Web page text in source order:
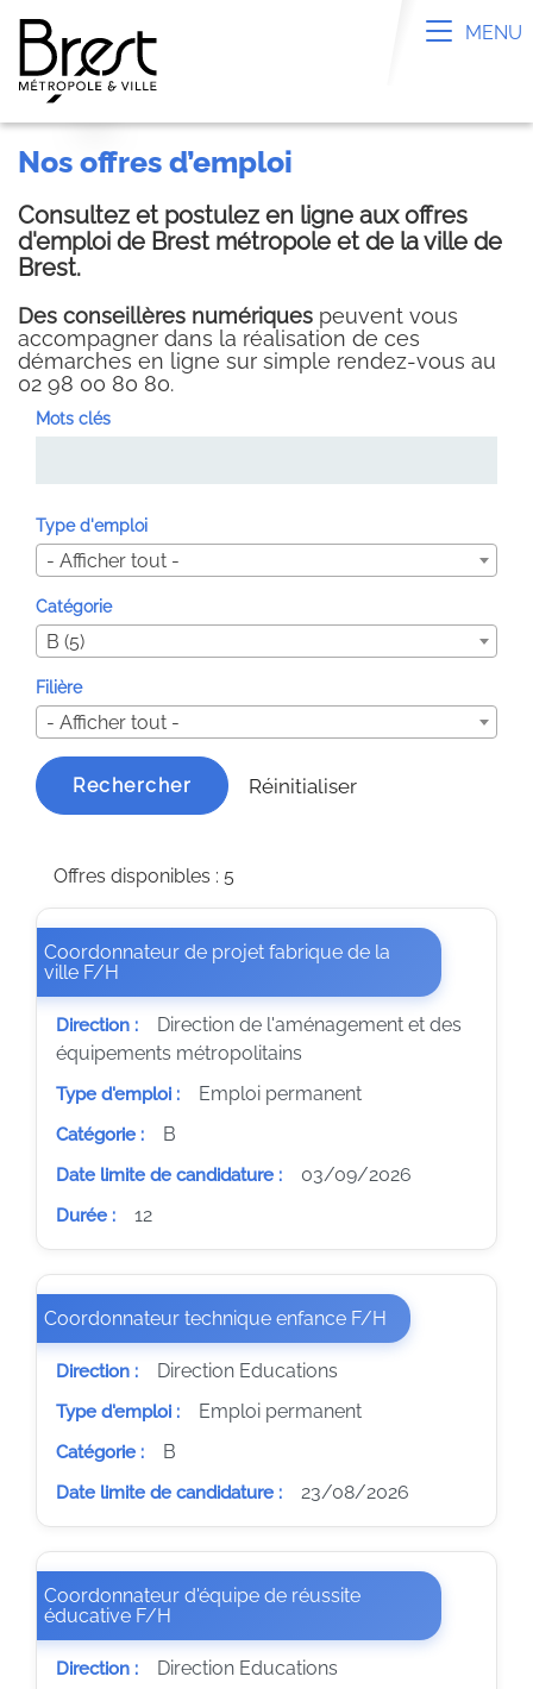
Toggle
MENU
nos offres d’emploi
Consultez et postulez en ligne aux offres
d'emploi de Brest métropole et de la ville de
Brest.
Des conseillères numériques peuvent vous
accompagner dans la réalisation de ces
démarches en ligne sur simple rendez-vous au
02 98 00 80 80.
Mots clés
Type d'emploi
- Afficher tout -
Catégorie
B (5)
Filière
- Afficher tout -
Rechercher Réinitialiser
Offres disponibles : 5
Coordonnateur de projet fabrique de la
ville F/H
Direction :
Direction de l'aménagement et des
équipements métropolitains
Type d'emploi : Emploi permanent
Catégorie : B
Date limite de candidature : 03/09/2026
Durée : 12
Coordonnateur technique enfance F/H (Nouvelle
Direction : Direction Educations
Type d'emploi : Emploi permanent
Catégorie : B
Date limite de candidature : 23/08/2026
Coordonnateur d'équipe de réussite
éducative F/H
Direction : Direction Educations